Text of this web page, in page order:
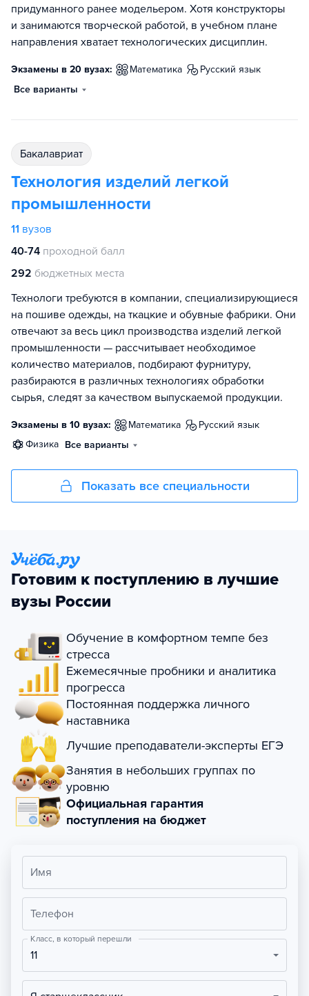
придуманного ранее модельером. Хотя конструкторы
и занимаются творческой работой, в учебном плане
направления хватает технологических дисциплин.
Экзамены в 20 вузах: математика
русский язык
Все варианты
бакалавриат
Технология изделий легкой
промышленности
11 вузов
40-74 проходной балл
292 бюджетных места
Технологи требуются в компании, специализирующиеся
на пошиве одежды, на ткацкие и обувные фабрики. Они
отвечают за весь цикл производства изделий легкой
промышленности — рассчитывает необходимое
количество материалов, подбирают фурнитуру,
разбираются в различных технологиях обработки
сырья, следят за качеством выпускаемой продукции.
Экзамены в 10 вузах: математика
русский язык
физика Все варианты
Показать все специальности
Готовим к поступлению в лучшие
вузы России
Обучение в комфортном темпе без
стресса
Ежемесячные пробники и аналитика
прогресса
Постоянная поддержка личного
наставника
Лучшие преподаватели-эксперты ЕГЭ
Занятия в небольших группах по
уровню
Официальная гарантия
поступления на бюджет
Имя
Телефон
Класс, в который перешли
11